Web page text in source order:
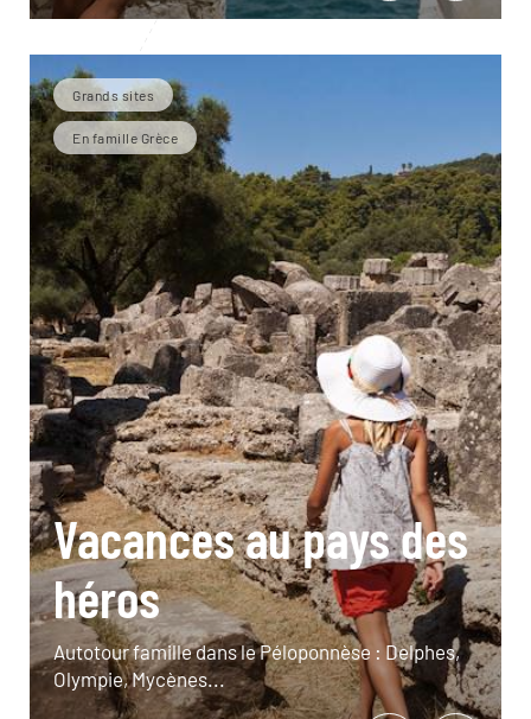
Grands sites
En famille Grèce
Vacances au pays des
héros
Autotour famille dans le Péloponnèse : Delphes,
Olympie, Mycènes...